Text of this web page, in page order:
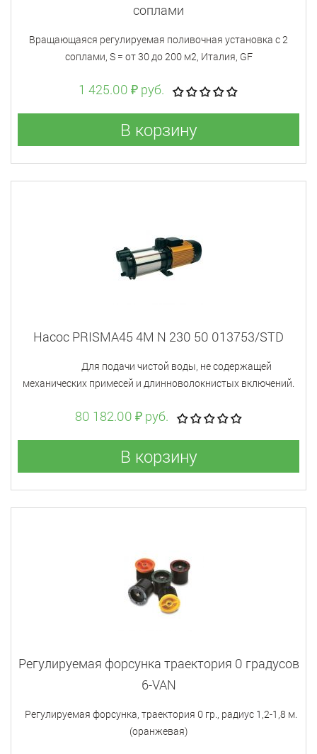
соплами
Вращающаяся регулируемая поливочная установка с 2
соплами, S = от 30 до 200 м2, Италия, GF
1 425.00 ₽ руб.
В корзину
Насос PRISMA45 4M N 230 50 013753/STD
Для подачи чистой воды, не содержащей
механических примесей и длинноволокнистых включений.
80 182.00 ₽ руб.
В корзину
Регулируемая форсунка траектория 0 градусов
6-VAN
Регулируемая форсунка, траектория 0 гр., радиус 1,2-1,8 м.
(оранжевая)